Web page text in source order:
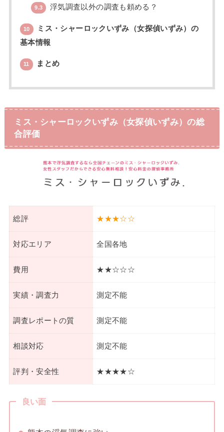
9.3 浮気調査以外の調査も頼める？
10
ミス・シャーロックいずみ（女探偵いずみ）の
基本情報
11 まとめ
ミス・シャーロックいずみ（女探偵いずみ）の総
合評価
総評 ★★★☆☆
対応エリア 全国各地
費用 ★★☆☆☆
実績・調査力 測定不能
調査レポートの質 測定不能
相談対応 測定不能
評判・安全性 ★★★★☆
良い面